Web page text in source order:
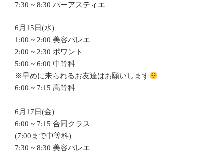
7:30 ~ 8:30 バーアスティエ
6月15日(水)
1:00 ~ 2:00 美容バレエ
2:00 ~ 2:30 ポワント
5:00 ~ 6:00 中等科
※早めに来られるお友達はお願いします
6:00 ~ 7:15 高等科
6月17日(金)
6:00 ~ 7:15 合同クラス
(7:00まで中等科)
7:30 ~ 8:30 美容バレエ